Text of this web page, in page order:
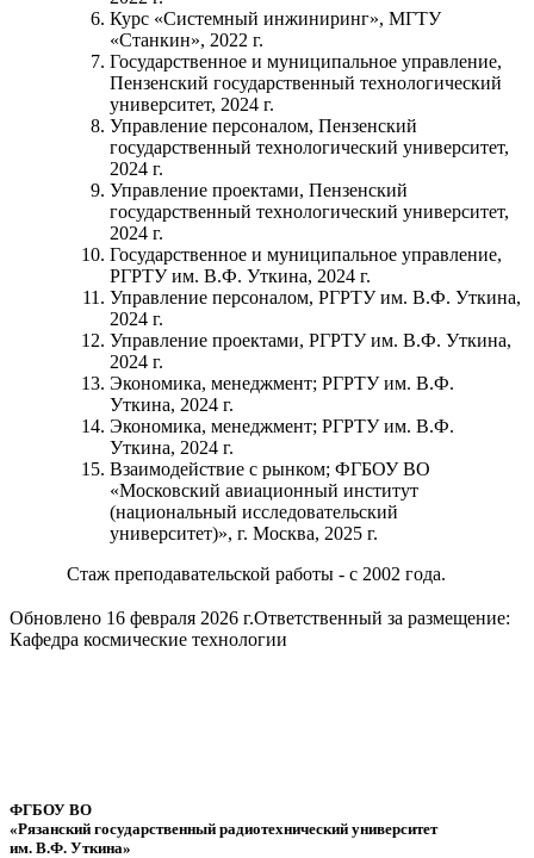
Курс «Системный инжиниринг», МГТУ
«Станкин», 2022 г.
Государственное и муниципальное управление,
Пензенский государственный технологический
университет, 2024 г.
Управление персоналом, Пензенский
государственный технологический университет,
2024 г.
Управление проектами, Пензенский
государственный технологический университет,
2024 г.
Государственное и муниципальное управление,
РГРТУ им. В.Ф. Уткина, 2024 г.
Управление персоналом, РГРТУ им. В.Ф. Уткина,
2024 г.
Управление проектами, РГРТУ им. В.Ф. Уткина,
2024 г.
Экономика, менеджмент; РГРТУ им. В.Ф.
Уткина, 2024 г.
Экономика, менеджмент; РГРТУ им. В.Ф.
Уткина, 2024 г.
Взаимодействие с рынком; ФГБОУ ВО
«Московский авиационный институт
(национальный исследовательский
университет)», г. Москва, 2025 г.
Стаж преподавательской работы - с 2002 года.
Обновлено 16 февраля 2026 г.Ответственный за размещение:
Кафедра космические технологии
ФГБОУ ВО
«Рязанский государственный радиотехнический университет
им. В.Ф. Уткина»